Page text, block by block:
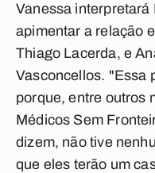
Vanessa interpretará
apimentar a relação
Thiago Lacerda, e
Vasconcellos. "Essa
porque, entre outros
Médicos Sem
dizem, não tive
que eles terão um